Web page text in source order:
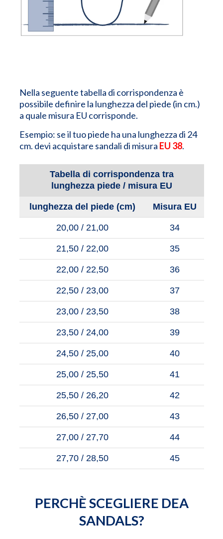
Nella seguente tabella di corrispondenza è
possibile definire la lunghezza del piede (in cm.)
a quale misura EU corrisponde.
Esempio: se il tuo piede ha una lunghezza di 24
cm. devi acquistare sandali di misura EU 38.
Tabella di corrispondenza tra
lunghezza piede / misura EU
lunghezza del piede (cm) Misura EU
20,00 / 21,00 34
21,50 / 22,00 35
22,00 / 22,50 36
22,50 / 23,00 37
23,00 / 23,50 38
23,50 / 24,00 39
24,50 / 25,00 40
25,00 / 25,50 41
25,50 / 26,20 42
26,50 / 27,00 43
27,00 / 27,70 44
27,70 / 28,50 45
PERCHÈ SCEGLIERE DEA
SANDALS?